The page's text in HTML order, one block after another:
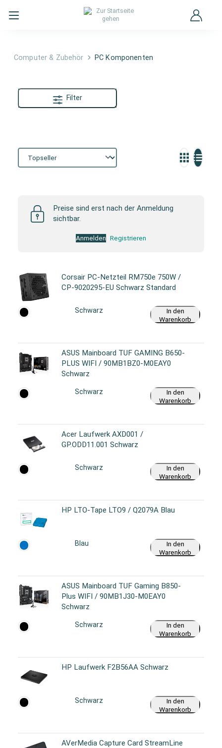
Computer & Zubehör PC Komponenten
Filter
Preise sind erst nach der Anmeldung
sichtbar.
Anmelden Registrieren
Corsair PC-Netzteil RM750e 750W /
CP-9020295-EU Schwarz Standard
Schwarz
In den
Warenkorb
ASUS Mainboard TUF GAMING B650-
PLUS WIFI / 90MB1BZ0-M0EAY0
Schwarz
Schwarz
In den
Warenkorb
Acer Laufwerk AXD001 /
GP.ODD11.001 Schwarz
Schwarz
In den
Warenkorb
HP LTO-Tape LTO9 / Q2079A Blau
Blau
In den
Warenkorb
ASUS Mainboard TUF Gaming B850-
Plus WIFI / 90MB1J30-M0EAY0
Schwarz
Schwarz
In den
Warenkorb
HP Laufwerk F2B56AA Schwarz
Schwarz
In den
Warenkorb
AVerMedia Capture Card StreamLine